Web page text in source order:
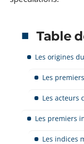
Table
Les origines
Les
Les acteurs
Les premiers
Les indices